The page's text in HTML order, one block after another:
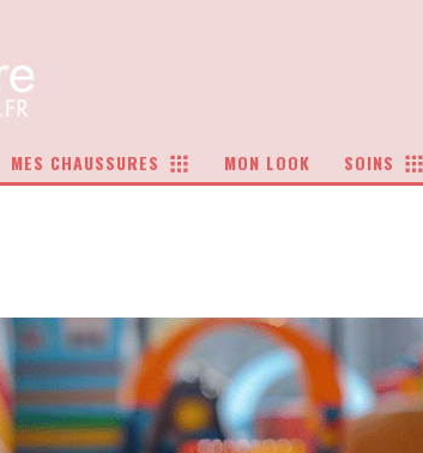
MES CHAUSSURES MON LOOK SOINS